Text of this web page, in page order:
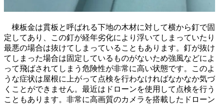
棟板金は貫板と呼ばれる下地の木材に対して横から釘で固
定してあり、この釘が経年劣化により浮いてしまっていたり
最悪の場合は抜けてしまっていることもあります。釘が抜け
てしまった場合は固定しているものがないため強風などによ
って飛ばされてしまう危険性が非常に高い状態です。このよ
うな症状は屋根に上がって点検を行わなければなかなか気づ
くことができません。最近はドローンを使用して点検を行う
こともあります。非常に高画質のカメラを搭載したドローン